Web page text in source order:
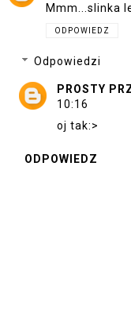
Mmm...slinka
ODPOWIEDZ
Odpowiedzi
PROSTY
10:16
oj tak:>
ODPOWIEDZ